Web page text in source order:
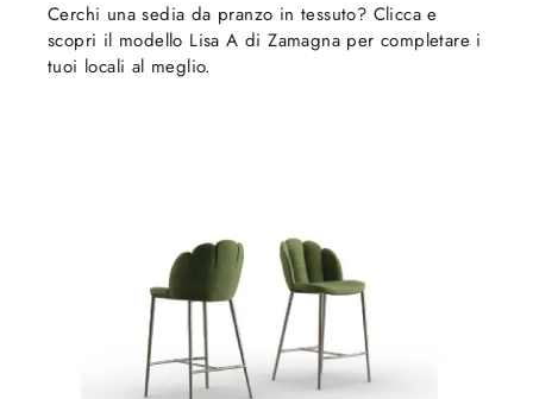
Cerchi una sedia da pranzo in tessuto? Clicca e
scopri il modello Lisa A di Zamagna per completare i
tuoi locali al meglio.